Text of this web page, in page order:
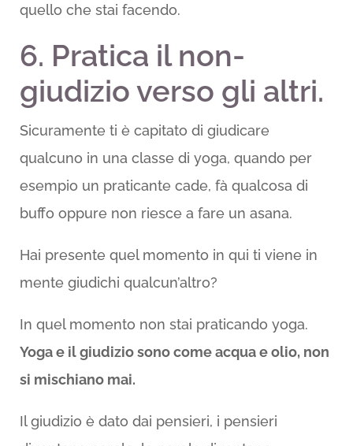
quello che stai facendo.
6. Pratica il non-
giudizio verso gli altri.
Sicuramente ti è capitato di giudicare
qualcuno in una classe di yoga, quando per
esempio un praticante cade, fà qualcosa di
buffo oppure non riesce a fare un asana.
Hai presente quel momento in qui ti viene in
mente giudichi qualcun’altro?
In quel momento non stai praticando yoga.
Yoga e il giudizio sono come acqua e olio, non
si mischiano mai.
Il giudizio è dato dai pensieri, i pensieri